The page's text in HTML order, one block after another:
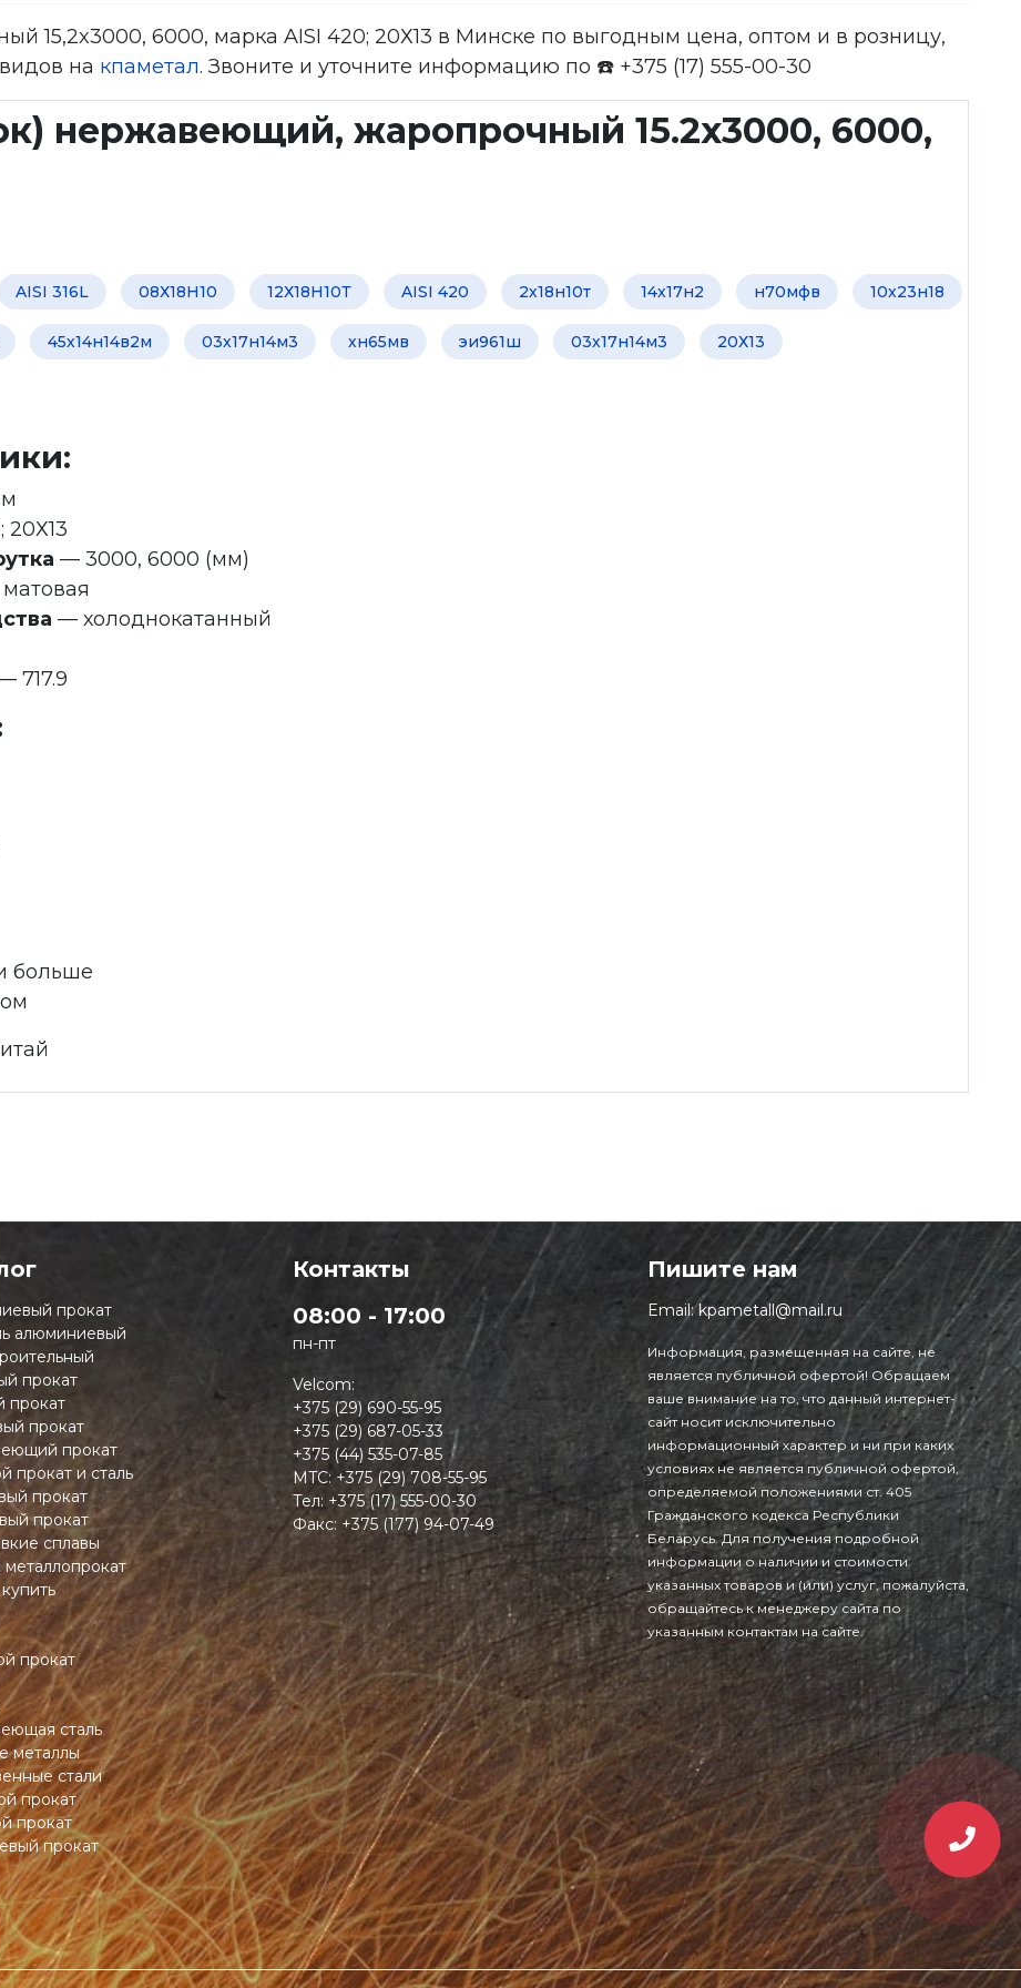
15,2x3000, 6000, марка AISI 420; 20Х13 в Минске по выгодным цена, оптом и в розницу,
на кпаметал. Звоните и уточните информацию по ☎️ +375 (17) 555-00-30
нержавеющий, жаропрочный 15.2x3000, 6000,
AISI 316L 08Х18Н10 12Х18Н10Т AISI 420 2х18н10т 14х17н2 н70мфв 10х23н18
45х14н14в2м 03х17н14м3 хн65мв эи961ш 03х17н14м3 20Х13
20Х13
— 3000, 6000 (мм)
— холоднокатанный
717.9
больше
прокат
алюминиевый
прокат
прокат
прокат
прокат
прокат и сталь
прокат
прокат
сплавы
прокат
сталь
металлы
стали
прокат
прокат
прокат
Контакты
08:00 - 17:00
пн-пт
Velcom:
+375 (29) 690-55-95
+375 (29) 687-05-33
+375 (44) 535-07-85
MTC: +375 (29) 708-55-95
Тел: +375 (17) 555-00-30
Факс: +375 (177) 94-07-49
Пишите нам
Email:kpametall@mail.ru